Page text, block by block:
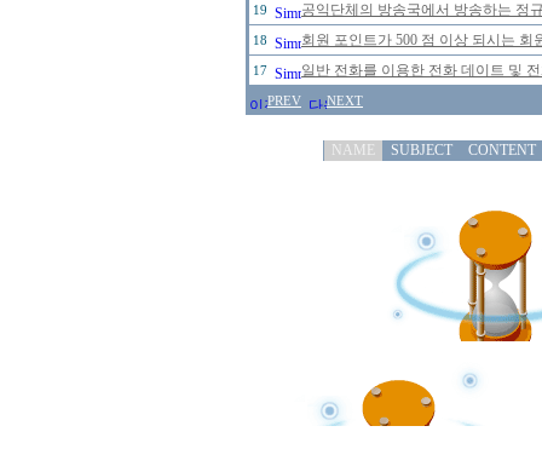
19 공익단체의 방송국에서 방송하는 정
18 회원 포인트가 500 점 이상 되시는 회
17 일반 전화를 이용한 전화 데이트 및
PREV NEXT